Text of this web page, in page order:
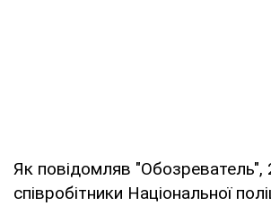
Як повідомляв "Обозреватель",
співробітники Національної